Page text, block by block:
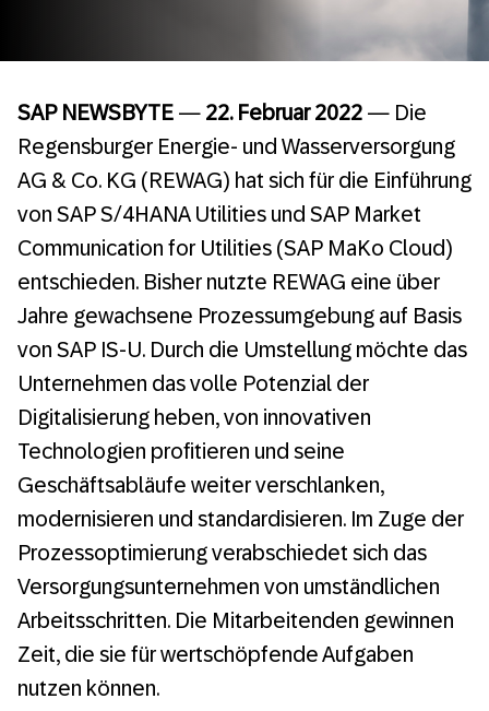
SAP NEWSBYTE — 22. Februar 2022 — Die
Regensburger Energie- und Wasserversorgung
AG & Co. KG (REWAG) hat sich für die Einführung
von SAP S/4HANA Utilities und SAP Market
Communication for Utilities (SAP MaKo Cloud)
entschieden. Bisher nutzte REWAG eine über
Jahre gewachsene Prozessumgebung auf Basis
von SAP IS-U. Durch die Umstellung möchte das
Unternehmen das volle Potenzial der
Digitalisierung heben, von innovativen
Technologien profitieren und seine
Geschäftsabläufe weiter verschlanken,
modernisieren und standardisieren. Im Zuge der
Prozessoptimierung verabschiedet sich das
Versorgungsunternehmen von umständlichen
Arbeitsschritten. Die Mitarbeitenden gewinnen
Zeit, die sie für wertschöpfende Aufgaben
nutzen können.